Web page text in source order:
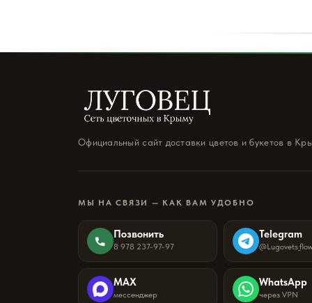
Официальный сайт доставки цветов и букетов в
МЫ НА СВЯЗИ — КАК ВАМ УДОБНО
Позвонить
8 978 237-97-97
Telegram
MAX
мессенджер
WhatsApp
через VPN